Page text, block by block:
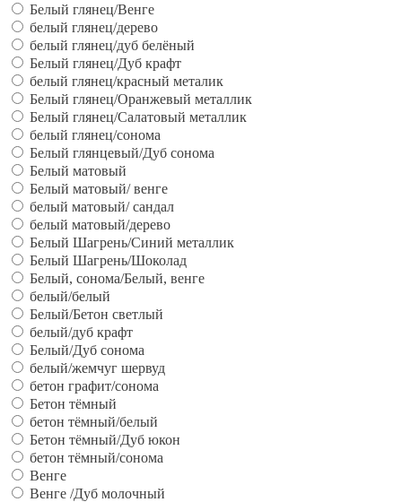
Белый глянец/Венге
белый глянец/дерево
белый глянец/дуб белёный
Белый глянец/Дуб крафт
белый глянец/красный металик
Белый глянец/Оранжевый металлик
Белый глянец/Салатовый металлик
белый глянец/сонома
Белый глянцевый/Дуб сонома
Белый матовый
Белый матовый/ венге
белый матовый/ сандал
белый матовый/дерево
Белый Шагрень/Синий металлик
Белый Шагрень/Шоколад
Белый, сонома/Белый, венге
белый/белый
Белый/Бетон светлый
белый/дуб крафт
Белый/Дуб сонома
белый/жемчуг шервуд
бетон графит/сонома
Бетон тёмный
бетон тёмный/белый
Бетон тёмный/Дуб юкон
бетон тёмный/сонома
Венге
Венге /Дуб молочный